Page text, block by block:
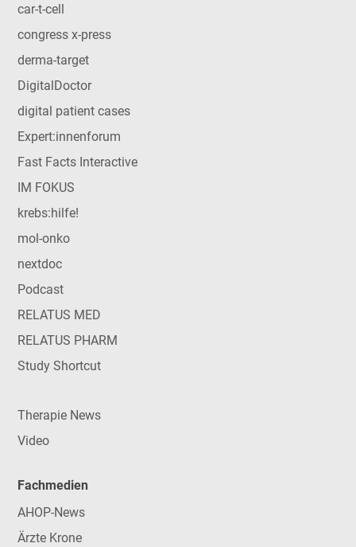
car-t-cell
congress x-press
derma-target
DigitalDoctor
digital patient cases
Expert:innenforum
Fast Facts Interactive
IM FOKUS
krebs:hilfe!
mol-onko
nextdoc
Podcast
RELATUS MED
RELATUS PHARM
Study Shortcut
Therapie News
Video
Fachmedien
AHOP-News
Ärzte Krone